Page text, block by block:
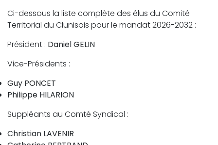
Ci-dessous la liste complète des élus du Comité
Territorial du Clunisois pour le mandat 2026-2032 :
Président : Daniel GELIN
Vice-Présidents :
Guy PONCET
Philippe HILARION
Suppléants au Comté Syndical :
Christian LAVENIR